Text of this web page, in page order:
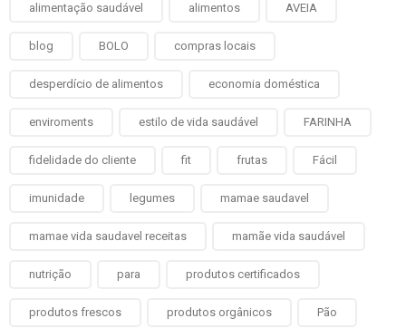
alimentação saudável alimentos AVEIA
blog BOLO compras locais
desperdício de alimentos economia doméstica
enviroments estilo de vida saudável FARINHA
fidelidade do cliente fit frutas Fácil
imunidade legumes mamae saudavel
mamae vida saudavel receitas mamãe vida saudável
nutrição para produtos certificados
produtos frescos produtos orgânicos Pão